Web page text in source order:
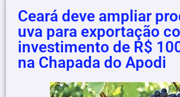
Ceará deve ampliar
uva para exportação
investimento de R$
na Chapada do Apodi